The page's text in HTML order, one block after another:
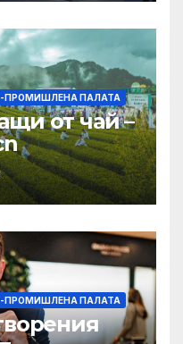
ПРОМИШЛЕНА ПАЛАТА
от чай –
ПРОМИШЛЕНА ПАЛАТА